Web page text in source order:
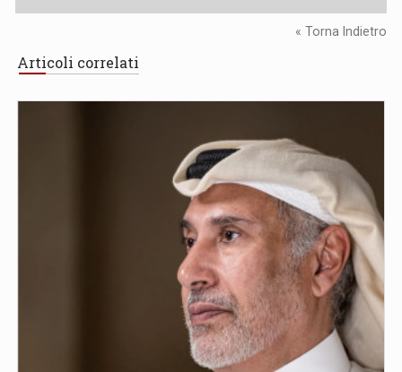
« Torna Indietro
Articoli correlati